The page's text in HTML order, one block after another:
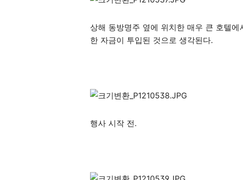
상해 동방명주 옆에 위치한 매우 큰 호텔
한 자금이 투입된 것으로 생각된다.
행사 시작 전.